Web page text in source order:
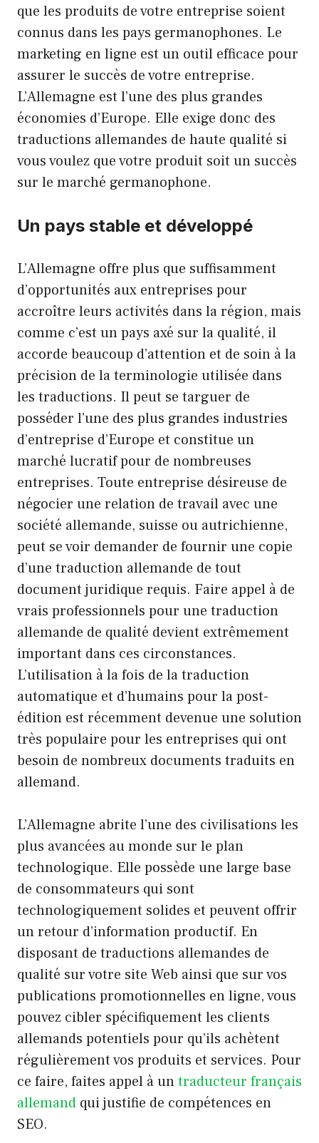
que les produits de votre entreprise soient
connus dans les pays germanophones. Le
marketing en ligne est un outil efficace pour
assurer le succès de votre entreprise.
L’Allemagne est l’une des plus grandes
économies d’Europe. Elle exige donc des
traductions allemandes de haute qualité si
vous voulez que votre produit soit un succès
sur le marché germanophone.
Un pays stable et développé
L’Allemagne offre plus que suffisamment
d’opportunités aux entreprises pour
accroître leurs activités dans la région, mais
comme c’est un pays axé sur la qualité, il
accorde beaucoup d’attention et de soin à la
précision de la terminologie utilisée dans
les traductions. Il peut se targuer de
posséder l’une des plus grandes industries
d’entreprise d’Europe et constitue un
marché lucratif pour de nombreuses
entreprises. Toute entreprise désireuse de
négocier une relation de travail avec une
société allemande, suisse ou autrichienne,
peut se voir demander de fournir une copie
d’une traduction allemande de tout
document juridique requis. Faire appel à de
vrais professionnels pour une traduction
allemande de qualité devient extrêmement
important dans ces circonstances.
L’utilisation à la fois de la traduction
automatique et d’humains pour la post-
édition est récemment devenue une solution
très populaire pour les entreprises qui ont
besoin de nombreux documents traduits en
allemand.
L’Allemagne abrite l’une des civilisations les
plus avancées au monde sur le plan
technologique. Elle possède une large base
de consommateurs qui sont
technologiquement solides et peuvent offrir
un retour d’information productif. En
disposant de traductions allemandes de
qualité sur votre site Web ainsi que sur vos
publications promotionnelles en ligne, vous
pouvez cibler spécifiquement les clients
allemands potentiels pour qu’ils achètent
régulièrement vos produits et services. Pour
ce faire, faites appel à untraducteur français
allemand qui justifie de compétences en
SEO.